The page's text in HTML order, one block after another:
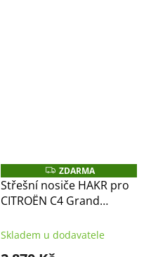
Z
D
A
R
ZDARMA
Střešní nosiče HAKR pro
CITROËN C4 Grand
podélníky, Wing Alu
Skladem u dodavatele